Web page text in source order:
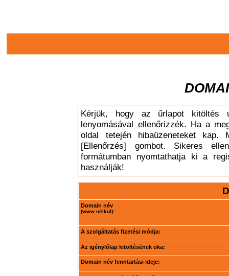
Kérjük, hogy az űrlapot kitöltés
lenyomásával ellenőrizzék. Ha a
oldal tetején hibaüzeneteket
[Ellenőrzés] gombot. Sikeres
formátumban nyomtathatja ki a
használják!
Domain név
(www nélkül):
A szolgáltatás fizetési módja:
Az igénylőlap kitöltésének oka:
Domain név fenntartási ideje: